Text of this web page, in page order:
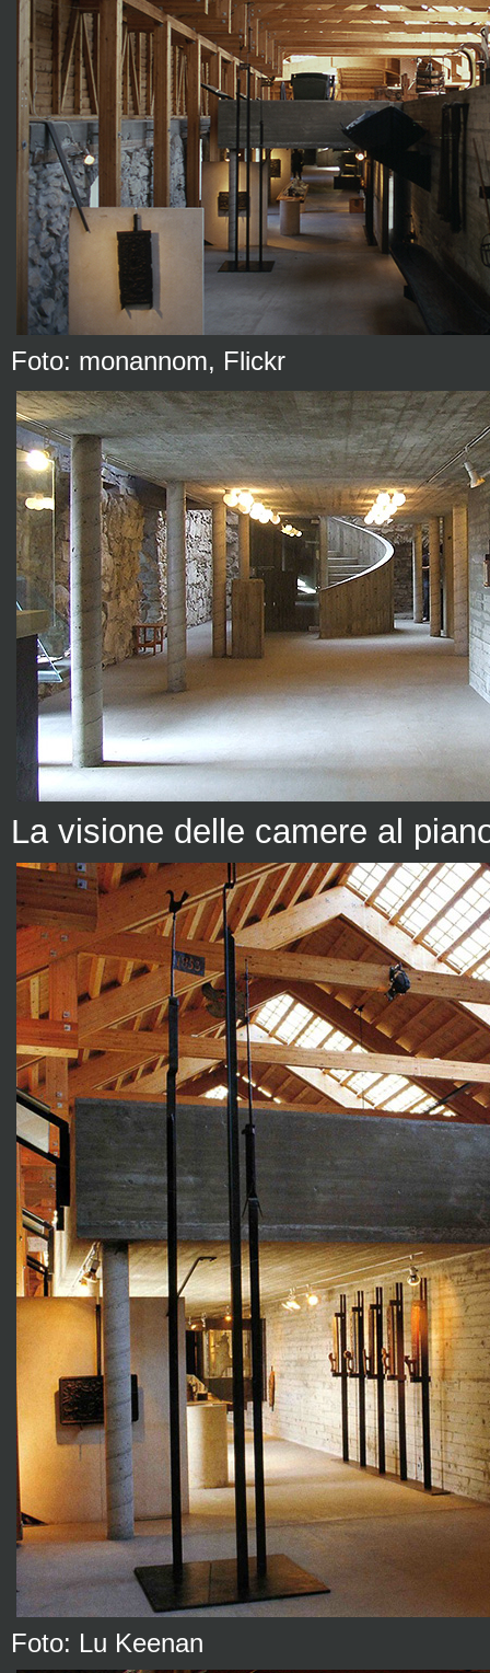
Foto: monannom, Flickr
La visione delle camere al
Foto: Lu Keenan